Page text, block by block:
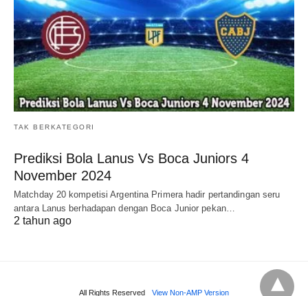
TAK BERKATEGORI
Prediksi Bola Lanus Vs Boca Juniors 4
November 2024
Matchday 20 kompetisi Argentina Primera hadir pertandingan seru
antara Lanus berhadapan dengan Boca Junior pekan…
2 tahun ago
All Rights Reserved View Non-AMP Version